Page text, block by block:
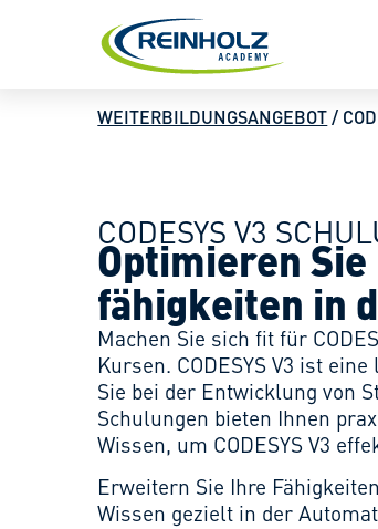
WEITERBILDUNGSANGEBOT/
CODESYS V3
Optimieren
fähigkeiten in
Machen Sie sich fit für
Kursen. CODESYS V3 ist
Sie bei der Entwicklung von
Schulungen bieten Ihnen
Wissen, um CODESYS V3
Erweitern Sie Ihre
Wissen gezielt in der
SCHULUNGSFORM
WORKSHOPS
ONLINE-SEMINARE
PLATFORMEN
CODESYS V3
SIEMENS S7-CLASSIC
SIEMENS TIA-PORTAL
ANGEBOTSÜBERSICHT